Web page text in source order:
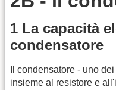
1 La capacità
condensatore
Il condensatore - uno
insieme al resistore e